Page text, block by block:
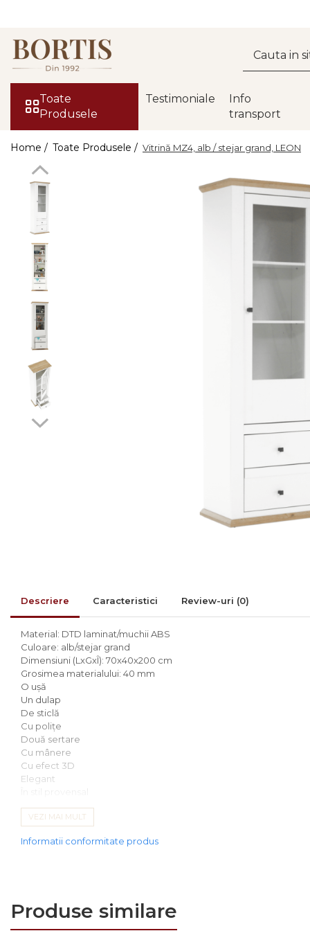
Toate Produsele
Fotolii balansoar/relaxante
Canapele
Comode
Comode lux-ultramoderne
Comode stil clasic/rustic
Fotolii
Fotolii extensibile
Masute de cafea
Mese sufragerie/dining
Rafturi/ etajere carti
Scaune living/dining
Set mobilier Living
Seturi masa +scaune
dining
Tabureti
Dormitor
Comode lux-ultramoderne
Dulapuri haine si Sifoniere
Masute de toaleta
Noptiere dormitor
Paturi cu saltea
inclusa(pachet promo)
Paturi de 1 persoana
Paturi metalice
Paturi tapitate
complete
Toate
Produsele
Testimoniale
Info
transport
Home / Toate Produsele / Vitrină MZ4, alb / stejar grand, LEON
Descriere Caracteristici Review-uri (0)
Material: DTD laminat/muchii ABS
Culoare: alb/stejar grand
Dimensiuni (LxGxÎ): 70x40x200 cm
Grosimea materialului: 40 mm
O uşă
Un dulap
De sticlă
Cu poliţe
Două sertare
Cu mânere
Cu efect 3D
Elegant
Furnizat nemontat
VEZI MAI MULT
Informatii conformitate produs
Produse similare